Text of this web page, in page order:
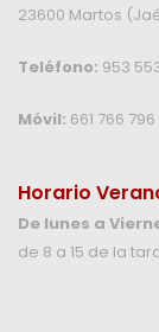
23600 Martos
Teléfono: 953
Móvil: 661 766 796
Horario
De lunes a
de 8 a 15 de la